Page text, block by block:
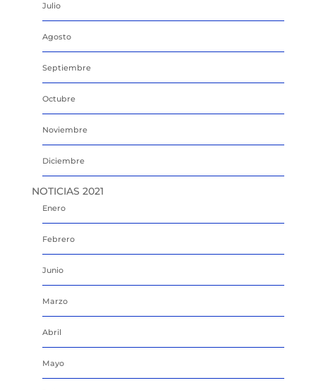
Julio
Agosto
Septiembre
Octubre
Noviembre
Diciembre
NOTICIAS 2021
Enero
Febrero
Junio
Marzo
Abril
Mayo